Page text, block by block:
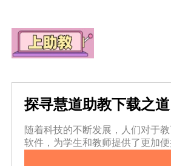
探寻慧道助教下载之道
随着科技的不断发展，人们对于
软件，为学生和教师提供了更加